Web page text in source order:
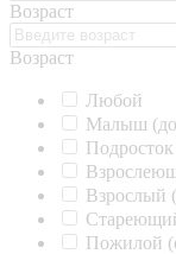
Возраст
Возраст
Любой
Малыш (до
Взрослый
Пожилой